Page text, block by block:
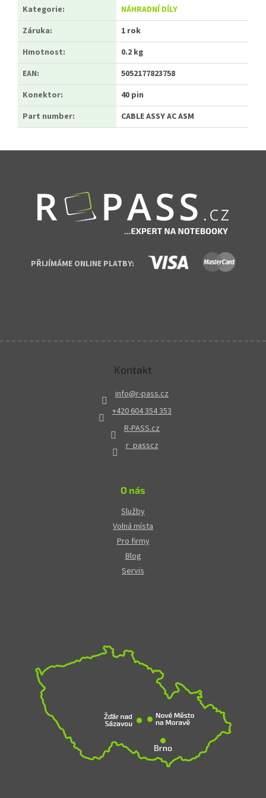
Kategorie:
NÁHRADNÍ DÍLY
Záruka:
1 rok
Hmotnost:
0.2 kg
EAN:
5052177823758
Konektor:
40 pin
Part number: CABLE ASSY AC ASM
PŘIJÍMÁME ONLINE PLATBY:
Kontakt
info@r-pass.cz
+420 604 354 353
R-PASS.cz
r_passcz
O nás
Služby
Volná místa
Pro firmy
Blog
Servis